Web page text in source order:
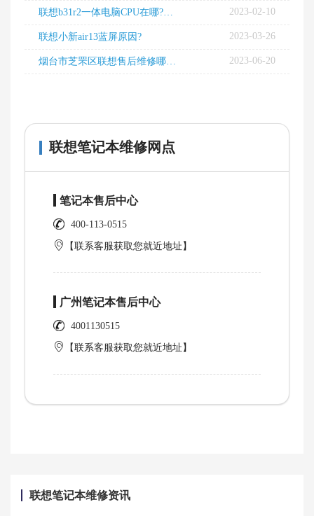
联想b31r2一体电脑CPU在哪?怎么涂导热胶? 2023-02-10
联想小新air13蓝屏原因? 2023-03-26
烟台市芝罘区联想售后维修哪里有？哪里比较好？烟台市芝罘区联想电脑售后服务网点地址是什么？电话多少？ 2023-06-20
联想笔记本维修网点
笔记本售后中心
400-113-0515
【联系客服获取您就近地址】
广州笔记本售后中心
4001130515
【联系客服获取您就近地址】
联想笔记本维修资讯